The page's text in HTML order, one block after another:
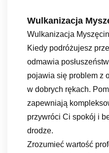
Wulkanizacja
Wulkanizacja Myszęcin
Kiedy podróżujesz
odmawia
pojawia się problem z
w dobrych rękach.
zapewniają
przywróci Ci spokój i
drodze.
Zrozumieć wartość